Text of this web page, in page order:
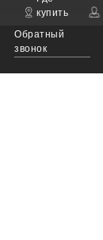
купить
Обратный
звонок